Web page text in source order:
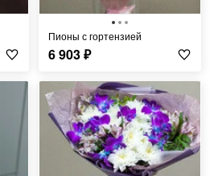
Пионы с гортензией
6 903₽